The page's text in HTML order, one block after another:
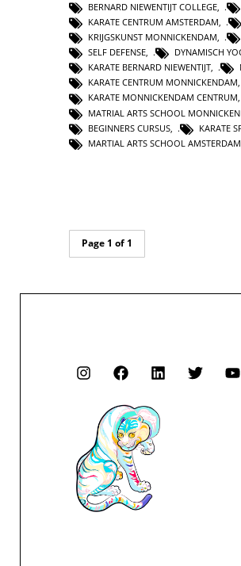
BERNARD NIEWENTIJT COLLEGE,
KARATE CENTRUM AMSTERDAM,
KRIJGSKUNST MONNICKENDAM,
SELF DEFENSE, DYNAMISCH
KARATE BERNARD NIEWENTIJT,
KARATE CENTRUM MONNICKENDAM,
KARATE MONNICKENDAM CENTRUM,
MATRIAL ARTS SCHOOL
BEGINNERS CURSUS
KARATE
MARTIAL ARTS SCHOOL AMSTERDAM
Page 1 of 1